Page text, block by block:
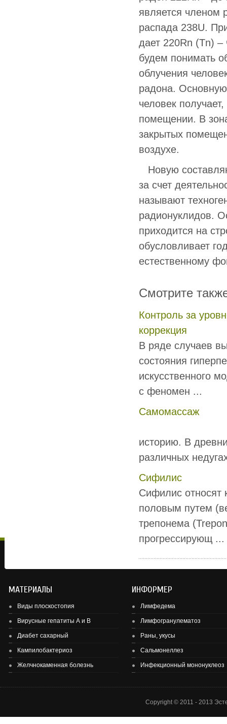
является членом
распада 238U.
дает 220Rn (Tn)
будем понимать
облучения
радона.
человек
помещении. В
закрытых
воздухе.
Новую
за счет
называют
радионуклидов.
приходится на
обусловливает
естественному
Смотрите
Контроль за
коррекция
В ряде случаев
состояния
искусственного
с феномен ...
Самомассаж
историю. В
различных
Сифилис
Сифилис относят
половым путем
трепонема
прогрессирующ ...
МАТЕРИАЛЫ
Виды плоскостопия
Вирусные гепатиты А и В
Диабет сахарный
Кампилобактериоз
Желчнокаменная болезнь
ИНФОРМЕР
Лимфедема
Лимфогранулематоз
Раны, укусы
Сальмонеллез
Инфекционный мононуклеоз
Здоровье детей и подростков - основа здоровье нации.
Copyright © 2011 - 2013